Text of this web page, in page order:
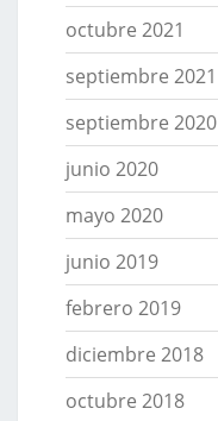
octubre 2021
septiembre 2021
septiembre 2020
junio 2020
mayo 2020
junio 2019
febrero 2019
diciembre 2018
octubre 2018